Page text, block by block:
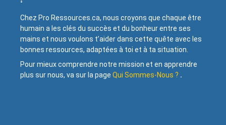
Chez Pro Ressources.ca, nous croyons que chaque être
humain a les clés du succès et du bonheur entre ses
mains et nous voulons t’aider dans cette quête avec les
bonnes ressources, adaptées à toi et à ta situation.
Pour mieux comprendre notre mission et en apprendre
plus sur nous, va sur la page Qui Sommes-Nous ? .